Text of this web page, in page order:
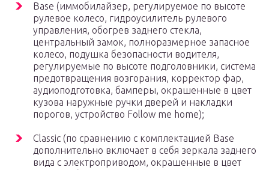
Base (иммобилайзер, регулируемое по высоте
рулевое колесо, гидроусилитель рулевого
управления, обогрев заднего стекла,
центральный замок, полноразмерное запасное
колесо, подушка безопасности водителя,
регулируемые по высоте подголовники, система
предотвращения возгорания, корректор фар,
аудиоподготовка, бамперы, окрашенные в цвет
кузова наружные ручки дверей и накладки
порогов, устройство Follow me home);
Classic (по сравнению с комплектацией Base
дополнительно включает в себя зеркала заднего
вида с электроприводом, окрашенные в цвет